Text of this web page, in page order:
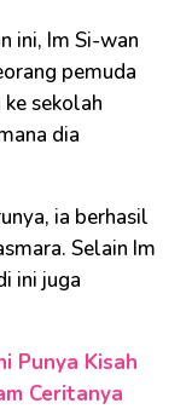
ini, Im Si-wan
pemuda
sekolah
dia
ia berhasil
Selain Im
ini juga
Punya Kisah
Ceritanya